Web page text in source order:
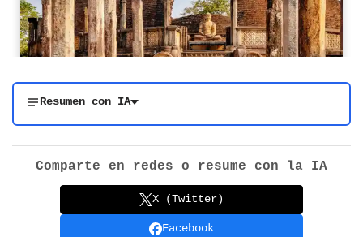
Resumen con IA
Comparte en redes o resume con la IA
X (Twitter)
Facebook